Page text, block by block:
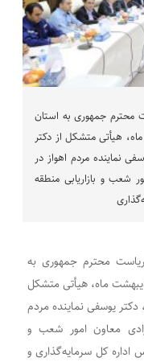
محترم جمهوری به استان
پنج شنبه ۷ اردیبهشت ماه، هیأتی متشکل از دکتر
نماینده مردم اهواز در
شعب و بازاریابی منطقه
محترم جمهوری به
شامگاه روز پنج شنبه ۷ اردیبهشت ماه، هیأتی متشکل
دکتر یوسفی نماینده مردم
معاون امور شعب و
اداره کل سرمایه‌گذاری و